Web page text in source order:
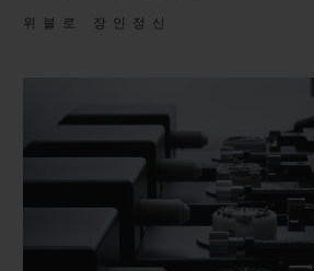
위블로 장인정신